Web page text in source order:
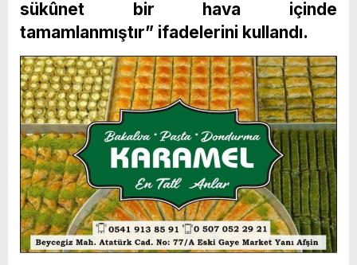
sükûnet bir hava içinde
tamamlanmıştır” ifadelerini kullandı.